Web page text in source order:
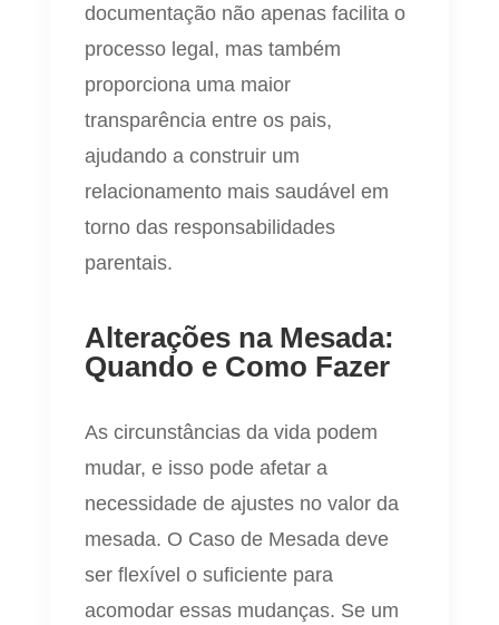
documentação não apenas facilita o
processo legal, mas também
proporciona uma maior
transparência entre os pais,
ajudando a construir um
relacionamento mais saudável em
torno das responsabilidades
parentais.
Alterações na Mesada:
Quando e Como Fazer
As circunstâncias da vida podem
mudar, e isso pode afetar a
necessidade de ajustes no valor da
mesada. O Caso de Mesada deve
ser flexível o suficiente para
acomodar essas mudanças. Se um